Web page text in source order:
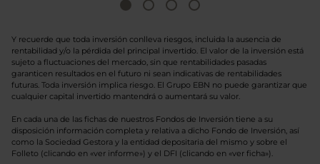
Y recuerde que toda inversión conlleva riesgos, incluida la ausencia de
rentabilidad y/o la pérdida del principal invertido. El valor de la inversión está
sujeto a fluctuaciones del mercado, sin que rentabilidades pasadas
garanticen resultados en el futuro ni sean indicativas de rentabilidades
futuras. Toda inversión implica riesgo. El Grupo EBN no puede garantizar que
cualquier capital invertido mantendrá o aumentará su valor.
En cada una de las fichas de nuestros Fondos de Inversión tiene a su
disposición información completa y relativa a dicho Fondo de Inversión, así
como la Sociedad Gestora y la entidad depositaria del mismo y sobre el
Folleto (clicando en «ver informe») y el DFI (clicando en «ver ficha»).